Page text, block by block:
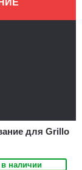
для Grillo
наличии